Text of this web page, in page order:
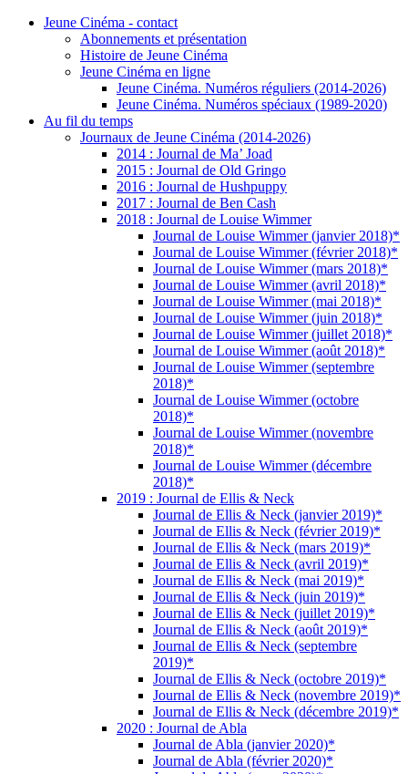
Jeune Cinéma - contact
Abonnements et présentation
Histoire de Jeune Cinéma
Jeune Cinéma en ligne
Jeune Cinéma. Numéros réguliers (2014-2026)
Jeune Cinéma. Numéros spéciaux (1989-2020)
Au fil du temps
Journaux de Jeune Cinéma (2014-2026)
2014 : Journal de Ma’ Joad
2015 : Journal de Old Gringo
2016 : Journal de Hushpuppy
2017 : Journal de Ben Cash
2018 : Journal de Louise Wimmer
Journal de Louise Wimmer (janvier 2018)*
Journal de Louise Wimmer (février 2018)*
Journal de Louise Wimmer (mars 2018)*
Journal de Louise Wimmer (avril 2018)*
Journal de Louise Wimmer (mai 2018)*
Journal de Louise Wimmer (juin 2018)*
Journal de Louise Wimmer (juillet 2018)*
Journal de Louise Wimmer (août 2018)*
Journal de Louise Wimmer (septembre
2018)*
Journal de Louise Wimmer (octobre
2018)*
Journal de Louise Wimmer (novembre
2018)*
Journal de Louise Wimmer (décembre
2018)*
2019 : Journal de Ellis & Neck
Journal de Ellis & Neck (janvier 2019)*
Journal de Ellis & Neck (février 2019)*
Journal de Ellis & Neck (mars 2019)*
Journal de Ellis & Neck (avril 2019)*
Journal de Ellis & Neck (mai 2019)*
Journal de Ellis & Neck (juin 2019)*
Journal de Ellis & Neck (juillet 2019)*
Journal de Ellis & Neck (août 2019)*
Journal de Ellis & Neck (septembre
2019)*
Journal de Ellis & Neck (octobre 2019)*
Journal de Ellis & Neck (novembre 2019)*
Journal de Ellis & Neck (décembre 2019)*
2020 : Journal de Abla
Journal de Abla (janvier 2020)*
Journal de Abla (février 2020)*